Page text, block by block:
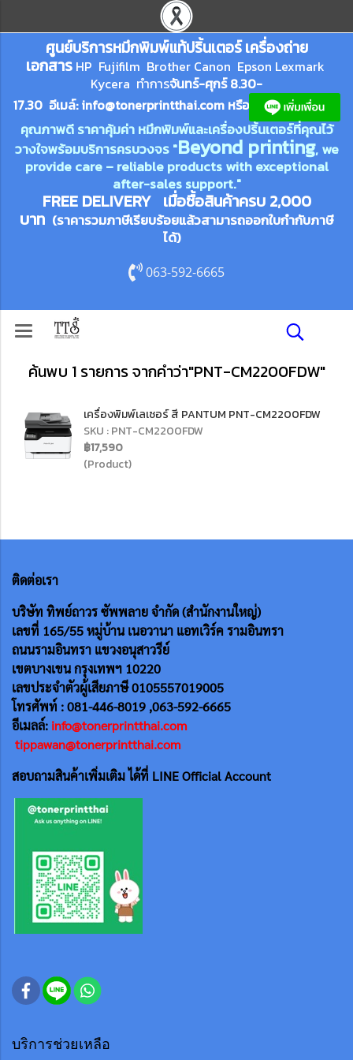
ศูนย์บริการหมึกพิมพ์แท้ปริ้นเตอร์ เครื่องถ่าย
เอกสาร HP Fujifilm Brother Canon Epson Lexmark
Kycera ทำการจันทร์-ศุกร์ 8.30-
17.30 อีเมล์:info@tonerprintthai.com หรือ
คุณภาพดี ราคาคุ้มค่า หมึกพิมพ์และเครื่องปริ้นเตอร์ที่คุณไว้
วางใจพร้อมบริการครบวงจร "Beyond printing, we
provide care – reliable products with exceptional
after-sales support."
FREE DELIVERY เมื่อซื้อสินค้าครบ 2,000
บาท (ราคารวมภาษีเรียบร้อยแล้วสามารถออกใบกำกับภาษี
ได้)
063-592-6665
ค้นพบ 1 รายการ จากคำว่า"PNT-CM2200FDW"
เครื่องพิมพ์เลเซอร์ สี PANTUM PNT-CM2200FDW
SKU : PNT-CM2200FDW
฿17,590
(Product)
ติดต่อเรา
บริษัท ทิพย์ถาวร ซัพพลาย จำกัด (สำนักงานใหญ่)
เลขที่ 165/55หมู่บ้าน เนอวานา แอทเวิร์ค รามอินทรา
ถนนรามอินทรา แขวงอนุสาวรีย์
เขตบางเขน กรุงเทพฯ 10220
เลขประจำตัวผู้เสียภาษี 0105557019005
โทรศัพท์ : 081-446-8019 ,063-592-6665
อีเมลล์: info@tonerprintthai.com
tippawan@tonerprintthai.com
สอบถามสินค้าเพิ่มเติม ได้ที่ LINE Official Account
บริการช่วยเหลือ